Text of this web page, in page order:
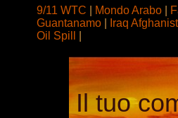
9/11 WTC Mondo Arabo
Guantanamo
Iraq
Oil Spill
Il tuo